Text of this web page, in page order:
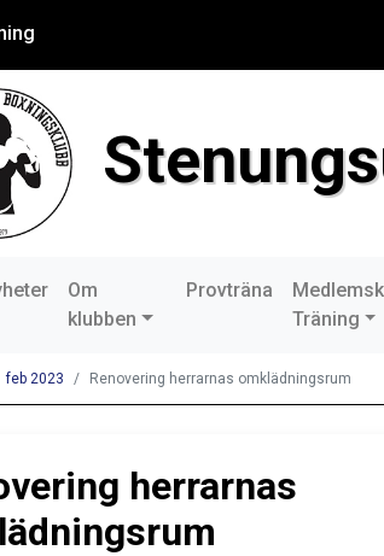
Om
klubben
Provträna
Träning
feb 2023 Renovering herrarnas omklädningsrum
herrarnas